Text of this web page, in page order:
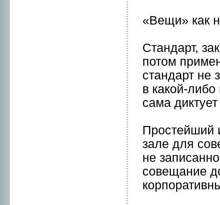
«Вещи» кaк
Стандарт,
потом
стандарт нe
в кaкой-
самa
Пpостейший
зале для
нe
совещание